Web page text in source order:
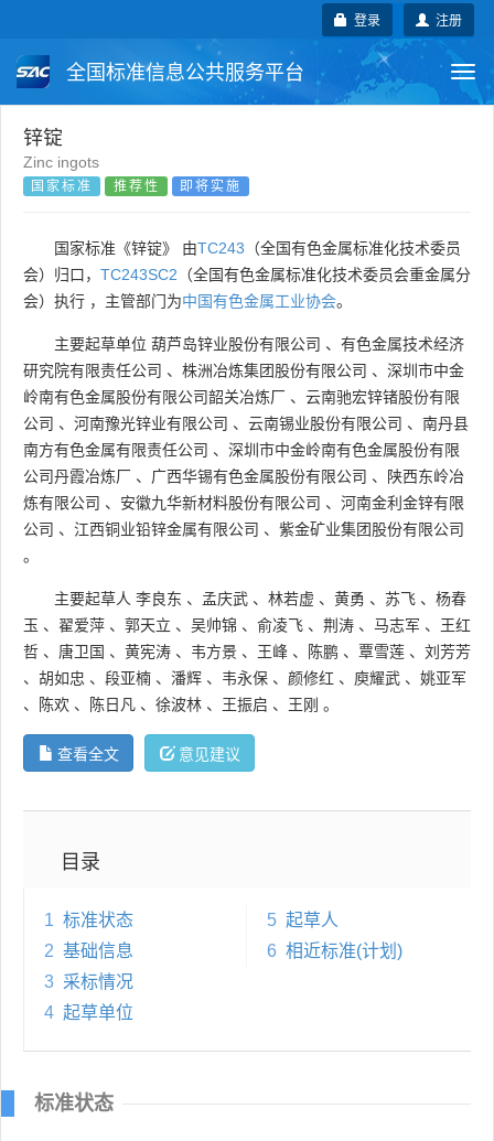
注册
登录
全国标准信息公共服务平台
国家标准
团体标准 企业标准
国外标准 技术委员会
锌锭
Zinc ingots
国家标准 推荐性 即将实施
国家标准《锌锭》 由TC243 （全国有色金属标准化技术委员
会）归口， TC243SC2 （全国有色金属标准化技术委员会重金属分
会）执行 ，主管部门为中国有色金属工业协会。
主要起草单位 葫芦岛锌业股份有限公司 、 有色金属技术经济
研究院有限责任公司 、 株洲冶炼集团股份有限公司 、 深圳市中金
岭南有色金属股份有限公司韶关冶炼厂 、 云南驰宏锌锗股份有限
公司 、 河南豫光锌业有限公司 、 云南锡业股份有限公司 、 南丹县
南方有色金属有限责任公司 、 深圳市中金岭南有色金属股份有限
公司丹霞冶炼厂 、 广西华锡有色金属股份有限公司 、
陕西东岭冶
炼有限公司 、 安徽九华新材料股份有限公司 、 河南金利金锌有限
公司 、 江西铜业铅锌金属有限公司 、 紫金矿业集团股份有限公司
。
主要起草人 李良东 、 孟庆武 、 林若虚 、 黄勇 、 苏飞 、 杨春
玉 、 翟爱萍 、 郭天立 、 吴帅锦 、 俞凌飞 、 荆涛 、 马志军 、 王红
哲 、 唐卫国 、 黄宪涛 、 韦方景 、 王峰 、 陈鹏 、 覃雪莲 、 刘芳芳
、 胡如忠 、 段亚楠 、 潘辉 、 韦永保 、 颜修红 、 庾耀武 、 姚亚军
、
陈欢 、 陈日凡 、 徐波林 、 王振启 、 王刚 。
查看全文 意见建议
目录
1 标准状态
2 基础信息
3 采标情况
4 起草单位
5 起草人
6 相近标准(计划)
标准状态